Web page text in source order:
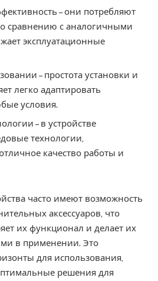
– они потребляют
сравнению с аналогичными
эксплуатационные
– простота установки и
легко адаптировать
условия.
– в устройстве
технологии,
качество работы и
часто имеют возможность
аксессуаров, что
их функционал и делает их
в применении. Это
для использования,
решения для